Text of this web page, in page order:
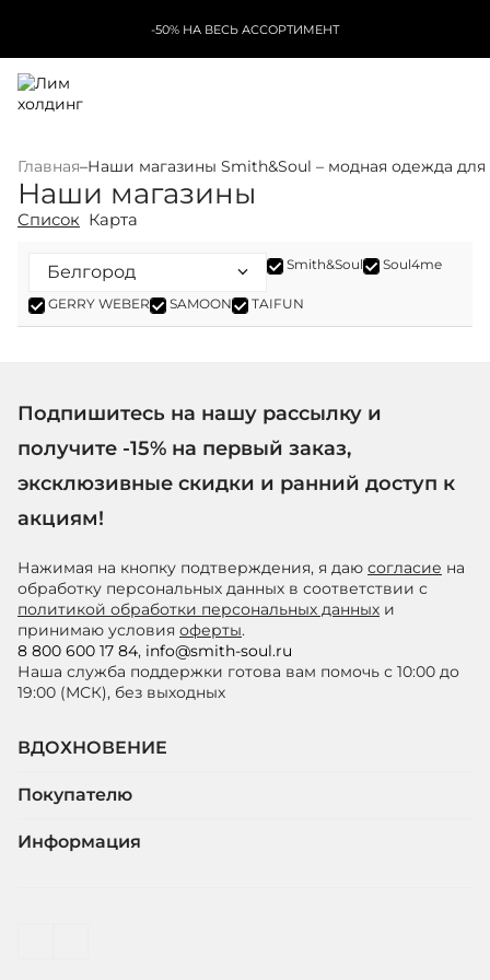
-50% НА ВЕСЬ АССОРТИМЕНТ
Главная–Наши магазины Smith&Soul – модная одежда
Наши магазины
Список Карта
Smith&Soul Soul4me
GERRY WEBER SAMOON TAIFUN
Подпишитесь на нашу рассылку и
получите -15% на первый заказ,
эксклюзивные скидки и ранний доступ к
акциям!
Нажимая на кнопку подтверждения, я даю согласие на
обработку персональных данных в соответствии с
политикой обработки персональных данных и
принимаю условия оферты.
8 800 600 17 84, info@smith-soul.ru
Наша служба поддержки готова вам помочь с 10:00 до
19:00 (МСК), без выходных
ВДОХНОВЕНИЕ
Покупателю
Информация